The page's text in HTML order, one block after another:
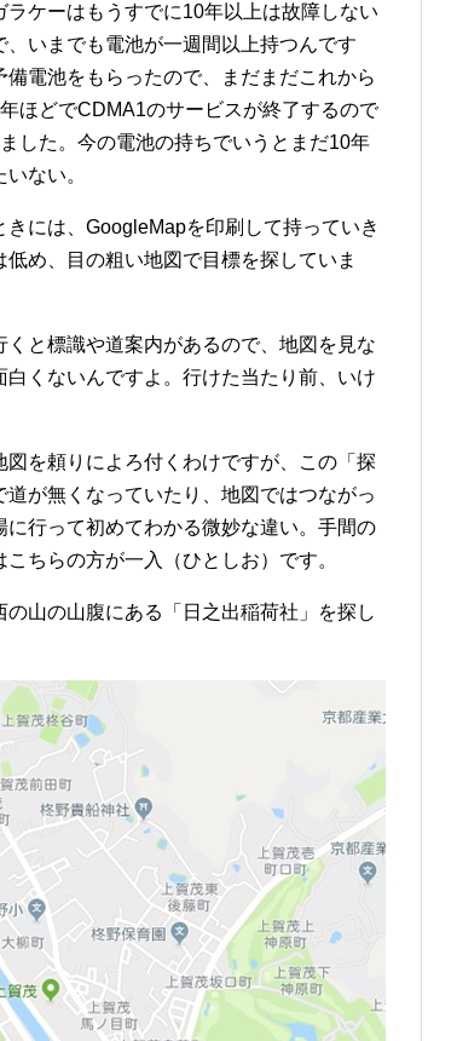
ケーはもうすでに10年以上は故障しない
いまでも電池が一週間以上持つんです
電池をもらったので、まだまだこれから
ほどでCDMA1のサービスが終了するので
した。今の電池の持ちでいうとまだ10年
ない。
には、GoogleMapを印刷して持っていき
め、目の粗い地図で目標を探していま
と標識や道案内があるので、地図を見な
くないんですよ。行けた当たり前、いけ
を頼りによろ付くわけですが、この「探
が無くなっていたり、地図ではつながっ
行って初めてわかる微妙な違い。手間の
ちらの方が一入（ひとしお）です。
山の山腹にある「日之出稲荷社」を探し